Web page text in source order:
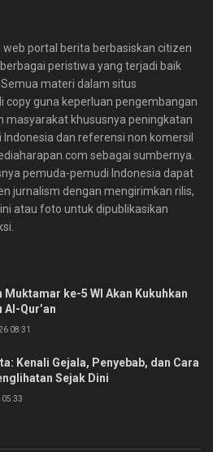
portal berita berbasiskan citizen
peristiwa yang terjadi baik
materi dalam situs
copy guna keperluan pengembangan
masyarakat khususnya peningkatan
dan referensi non komersil
sebagai sumbernya.
pemuda-pemudi Indonesia dapat
jurnalism dengan mengirimkan rilis,
atau foto untuk dipublikasikan
Muktamar ke-5 WI Akan Kukuhkan
Al-Qur’an
08:31
Kenali Gejala, Penyebab, dan Cara
Sejak Dini
05:33